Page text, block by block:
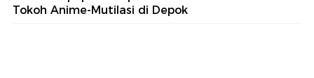
Tokoh Anime-Mutilasi di Depok